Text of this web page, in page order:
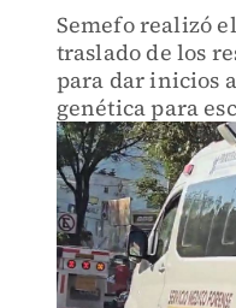
Semefo realizó
traslado de los
para dar inicios
genética para